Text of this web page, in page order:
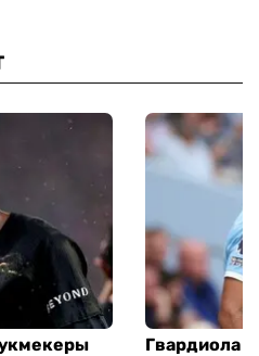
Гвардиола